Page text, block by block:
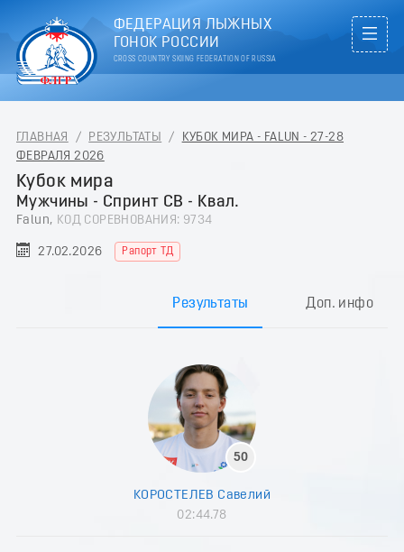
ФЕДЕРАЦИЯ ЛЫЖНЫХ
ГОНОК РОССИИ
CROSS COUNTRY SKIING FEDERATION OF RUSSIA
ГЛАВНАЯ / РЕЗУЛЬТАТЫ /
КУБОК МИРА - FALUN - 27-28
ФЕВРАЛЯ 2026
Кубок мира
Мужчины - Спринт СВ - Квал.
Falun, КОД СОРЕВНОВАНИЯ: 9734
27.02.2026 Рапорт ТД
Результаты Доп. инфо
50
КОРОСТЕЛЕВ Савелий
02:44.78